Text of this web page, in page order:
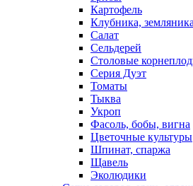
Картофель
Клубника, земляника
Салат
Сельдерей
Столовые
Серия Дуэт
Томаты
Тыква
Укроп
Фасоль, бобы, вигна
Цветочные культуры
Шпинат, спаржа
Щавель
Эколюдики